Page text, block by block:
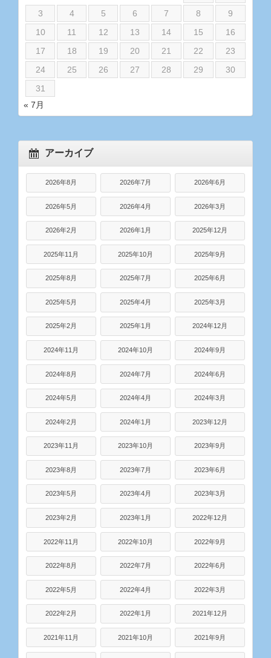
3
4 5 6 7 8
9
10
11 12 13 14 15
16
17
18 19 20 21 22
23
24
25 26 27 28 29
30
31
« 7月
アーカイブ
2026年8月 2026年7月 2026年6月
2026年5月 2026年4月 2026年3月
2026年2月 2026年1月 2025年12月
2025年11月 2025年10月 2025年9月
2025年8月 2025年7月 2025年6月
2025年5月 2025年4月 2025年3月
2025年2月 2025年1月 2024年12月
2024年11月 2024年10月 2024年9月
2024年8月 2024年7月 2024年6月
2024年5月 2024年4月 2024年3月
2024年2月 2024年1月 2023年12月
2023年11月 2023年10月 2023年9月
2023年8月 2023年7月 2023年6月
2023年5月 2023年4月 2023年3月
2023年2月 2023年1月 2022年12月
2022年11月 2022年10月 2022年9月
2022年8月 2022年7月 2022年6月
2022年5月 2022年4月 2022年3月
2022年2月 2022年1月 2021年12月
2021年11月 2021年10月 2021年9月